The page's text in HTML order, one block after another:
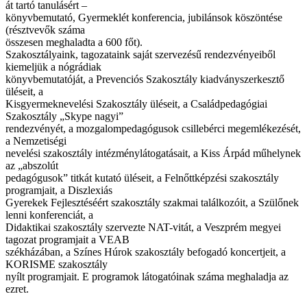
át tartó tanulásért –
könyvbemutató, Gyermeklét konferencia, jubilánsok köszöntése
(résztvevők száma
összesen meghaladta a 600 főt).
Szakosztályaink, tagozataink saját szervezésű rendezvényeiből
kiemeljük a nógrádiak
könyvbemutatóját, a Prevenciós Szakosztály kiadványszerkesztő
üléseit, a
Kisgyermeknevelési Szakosztály üléseit, a Családpedagógiai
Szakosztály „Skype nagyi”
rendezvényét, a mozgalompedagógusok csillebérci megemlékezését,
a Nemzetiségi
nevelési szakosztály intézménylátogatásait, a Kiss Árpád műhelynek
az „abszolút
pedagógusok” titkát kutató üléseit, a Felnőttképzési szakosztály
programjait, a Diszlexiás
Gyerekek Fejlesztéséért szakosztály szakmai találkozóit, a Szülőnek
lenni konferenciát, a
Didaktikai szakosztály szervezte NAT-vitát, a Veszprém megyei
tagozat programjait a VEAB
székházában, a Színes Húrok szakosztály befogadó koncertjeit, a
KORISME szakosztály
nyílt programjait. E programok látogatóinak száma meghaladja az
ezret.